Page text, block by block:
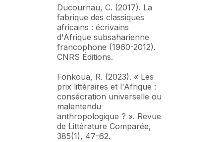
Ducournau, C. (2017). La
fabrique des classiques
africains : écrivains
d'Afrique subsaharienne
francophone (1960-2012).
CNRS Éditions.
Fonkoua, R. (2023). « Les
prix littéraires et l'Afrique :
consécration universelle ou
malentendu
anthropologique ? ». Revue
de Littérature Comparée,
385(1), 47-62.